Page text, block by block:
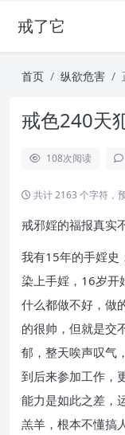
戒了它
首页 纵欲危害
戒色240天
108次阅读
共计 2163 个字符，
戒邪婬的福报真实
我有15年的手婬史
染上手婬，16岁开
什么都做不好，做
的很帅，但就是交
郁，整天唉声叹气
到后来参加工作，
能力是如此之差，
羔羊，根本不懂搞